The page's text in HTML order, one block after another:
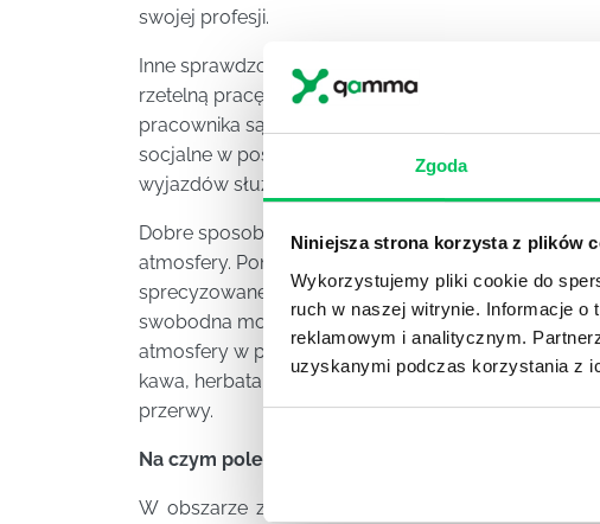
Zgoda
Niniejsza strona korzysta z plików
Wykorzystujemy pliki cookie do
ruch w naszej witrynie. Informacje o
reklamowym i analitycznym.
uzyskanymi podczas korzystania z
swojej profesji.
Inne sprawdzone sposoby na zatrzymanie
rzetelną pracę i osiągnięcia zawodowe. Jednym z
pracownika są świadczenia pieniężne takie jak:
socjalne w postaci służbowego samochodu,
wyjazdów służbowych czy integracyjnych.
Dobre sposoby na zatrzymanie pracownika to także
atmosfery. Ponadto w każdej firmie powinno być
sprecyzowane oczekiwania wobec pracowników.
swobodna możliwość zgłaszania swoich
atmosfery w przedsiębiorstwie składa się też
kawa, herbata czy przyjemnie urządzone
przerwy.
Na czym polega retencja pracowników?
W obszarze zarządzania zasobami ludzkimi termin